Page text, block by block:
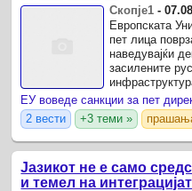
Скопје1 -
Европската
пет лица
наведувајќи
засилените
раководи со
2 вести
+3 теми »
Јазикот не е само
и темел на